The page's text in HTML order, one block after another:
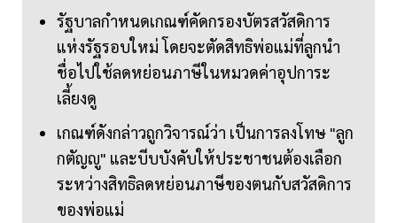
รัฐบาลกำหนดเกณฑ์คัดกรองบัตรสวัสดิการ
แห่งรัฐรอบใหม่ โดยจะตัดสิทธิพ่อแม่ที่ลูกนำ
ชื่อไปใช้ลดหย่อนภาษีในหมวดค่าอุปการะ
เลี้ยงดู
เกณฑ์ดังกล่าวถูกวิจารณ์ว่า เป็นการลงโทษ "ลูก
กตัญญู" และบีบบังคับให้ประชาชนต้องเลือก
ระหว่างสิทธิลดหย่อนภาษีของตนกับสวัสดิการ
ของพ่อแม่